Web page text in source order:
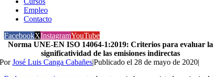
Empleo
Contacto
FacebookXInstagramYouTube
Norma UNE-EN ISO 14064-1:2019: Criterios para evaluar la
significatividad de las emisiones indirectas
PorJosé Luis Canga Cabañes|Publicado el 28 de mayo de 2020|